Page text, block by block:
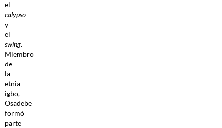
el
calypso
y
el
swing.
Miembro
de
la
etnia
igbo,
Osadebe
formó
parte